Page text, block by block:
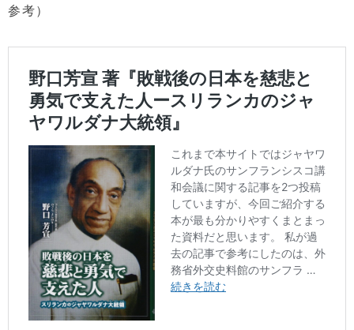
参考）